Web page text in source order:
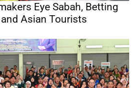
Eye Sabah, Betting
Asian Tourists